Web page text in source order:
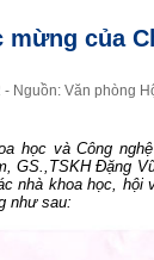
mừng của
- Nguồn: Văn phòng
học và Công
GS.,TSKH Đặng
nhà khoa học, hội
như sau: